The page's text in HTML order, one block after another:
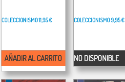
COLECCIONISMO11,95 €
AÑADIR AL CARRITO
COLECCIONISMO9,95 €
NO DISPONIBLE